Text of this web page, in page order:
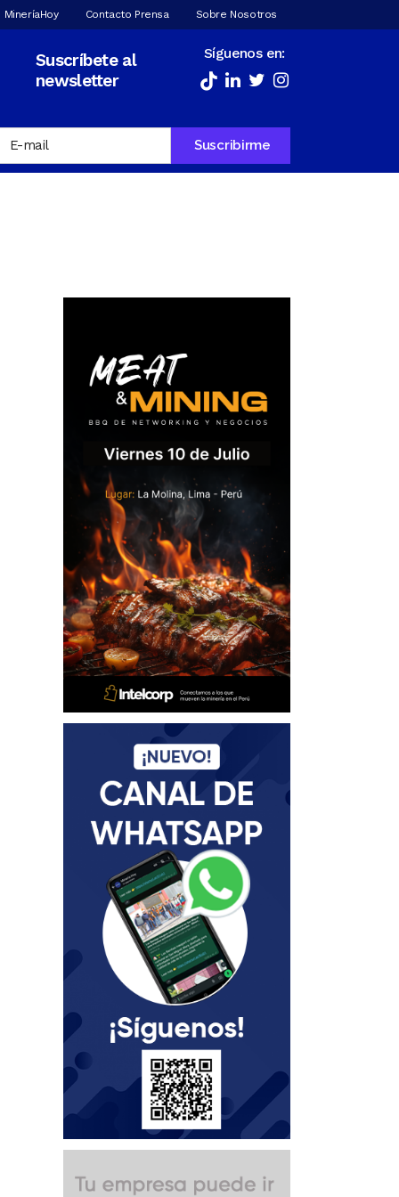
MineríaHoy Contacto Prensa Sobre Nosotros
Suscríbete al
newsletter
Síguenos en: